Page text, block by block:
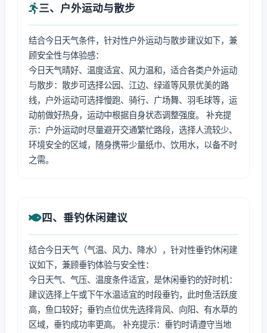
三、户外运动与散步
结合今日天气条件，针对性户外运动与散步建议如下，兼
顾安全性与体验感：
今日天气晴好、温度适宜、风力温和，适合各类户外运动
与散步：散步可选择公园、江边、绿道等风景优美的路
线，户外运动可选择慢跑、骑行、广场舞、羽毛球等，运
动前做好热身，运动中根据自身状态调整强度。 补充提
示：户外运动时尽量避开交通繁忙路段，选择人流较少、
环境安全的区域，随身携带少量纸巾、饮用水，以备不时
之需。
四、垂钓休闲建议
结合今日天气（气温、风力、降水），针对性垂钓休闲建
议如下，兼顾垂钓体验与安全性：
今日天气、气压、温度条件适宜，是休闲垂钓的好时机：
建议选择上午或下午水温适宜的时段垂钓，此时鱼活跃度
高，鱼口较好；垂钓点位优先选择背风、向阳、有水草的
区域，垂钓成功率更高。 补充提示：垂钓时请遵守当地